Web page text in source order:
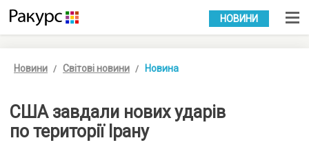
УКР РУС
НОВИНИ
Новини Світові новини Новина
США завдали нових ударів
по території Ірану